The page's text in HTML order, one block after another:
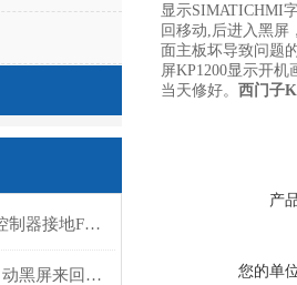
西门子电机模块S120控制器接地F30021检测方向
西门子TP700触摸屏自动黑屏来回重启维修解决
显示SIMATICHMI
回移动,后进入黑屏
面主板坏导致问题
屏KP1200显示开
当天修好。 西门子
产
您的单